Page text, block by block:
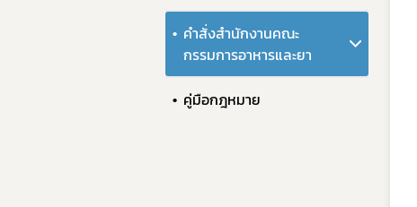
คำสั่งสำนักงานคณะ
กรรมการอาหารและยา
คู่มือกฎหมาย